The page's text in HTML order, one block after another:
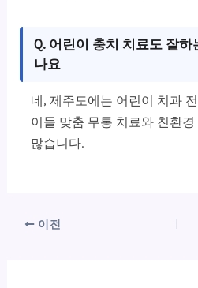
Q. 어린이 충치 치료도 잘하
나요
네, 제주도에는 어린이 치과
이들 맞춤 무통 치료와 친환
많습니다.
이전